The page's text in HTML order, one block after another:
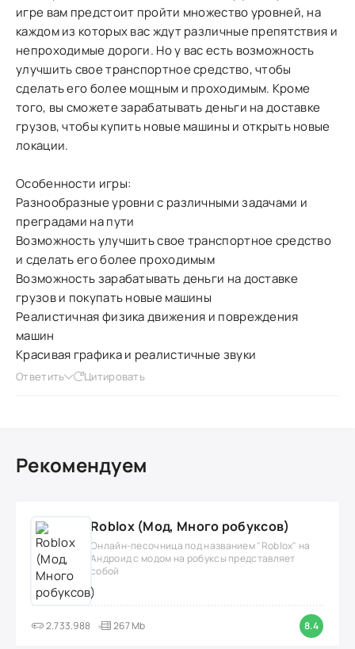
игре вам предстоит пройти множество уровней, на
каждом из которых вас ждут различные препятствия и
непроходимые дороги. Но у вас есть возможность
улучшить свое транспортное средство, чтобы
сделать его более мощным и проходимым. Кроме
того, вы сможете зарабатывать деньги на доставке
грузов, чтобы купить новые машины и открыть новые
локации.
Особенности игры:
Разнообразные уровни с различными задачами и
преградами на пути
Возможность улучшить свое транспортное средство
и сделать его более проходимым
Возможность зарабатывать деньги на доставке
грузов и покупать новые машины
Реалистичная физика движения и повреждения
машин
Красивая графика и реалистичные звуки
Ответить Цитировать
Рекомендуем
Roblox (Мод, Много робуксов)
Онлайн-песочница под названием "Roblox" на
Андроид с модом на робуксы представляет
собой
2.733.988 267 Mb 8.4